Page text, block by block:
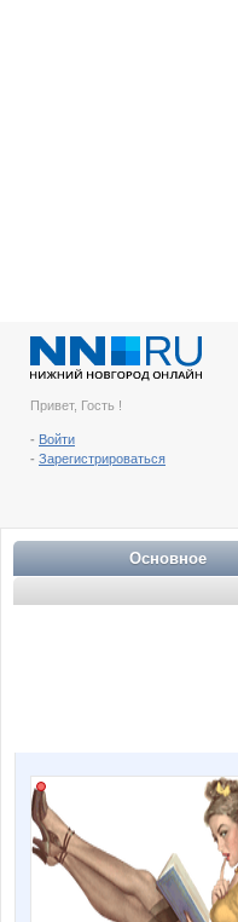
Привет, Гость !
- Войти
- Зарегистрироваться
Основное